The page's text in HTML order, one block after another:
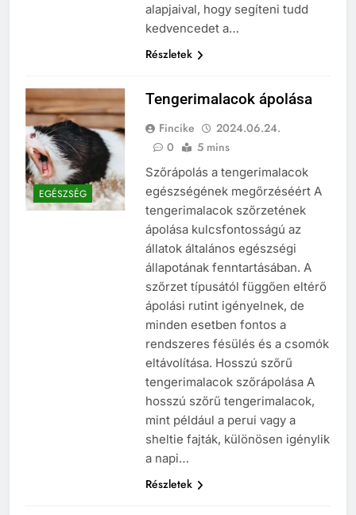
alapjaival, hogy segíteni tudd
kedvencedet a…
Részletek
EGÉSZSÉG
Tengerimalacok ápolása
Fincike
2024.06.24.
0
5 mins
Szőrápolás a tengerimalacok
egészségének megőrzéséért A
tengerimalacok szőrzetének
ápolása kulcsfontosságú az
állatok általános egészségi
állapotának fenntartásában. A
szőrzet típusától függően eltérő
ápolási rutint igényelnek, de
minden esetben fontos a
rendszeres fésülés és a csomók
eltávolítása. Hosszú szőrű
tengerimalacok szőrápolása A
hosszú szőrű tengerimalacok,
mint például a perui vagy a
sheltie fajták, különösen igénylik
a napi…
Részletek